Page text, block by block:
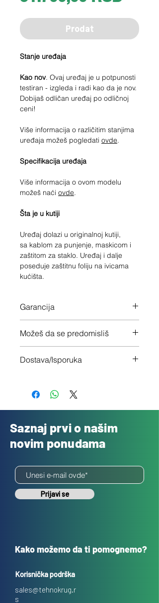
Prodat
Stanje uređaja
Kao nov. Ovaj uređaj je u potpunosti
testiran - izgleda i radi kao da je nov.
Dobijaš odličan uređaj po odličnoj
ceni!
Više informacija o različitim stanjima
uređaja možeš pogledati ovde.
Specifikacija uređaja
Više informacija o ovom modelu
možeš naći ovde.
Šta je u kutiji
Uređaj dolazi u originalnoj kutiji,
sa kablom za punjenje, maskicom i
zaštitom za staklo. Uređaj i dalje
poseduje zaštitnu foliju na ivicama
kućišta.
Garancija
Možeš da se predomisliš
nisi zadovoljan
Dostava/Isporuka
Saznaj prvi o našim
novim ponudama
Prijavi se
Kako možemo da ti pomognemo?
Korisnička podrška
sales@tehnokrug.r
s